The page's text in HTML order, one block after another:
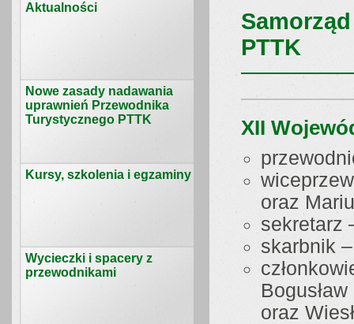
Aktualności
Nowe zasady nadawania
uprawnień Przewodnika
Turystycznego PTTK
Kursy, szkolenia i egzaminy
Wycieczki i spacery z
przewodnikami
PTTK
XII
oraz
sekretarz
skarbnik
oraz